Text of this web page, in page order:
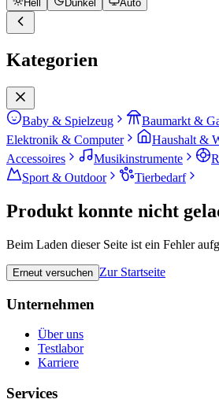
Hell Dunkel Auto
Kategorien
Baby & Spielzeug Baumarkt &
Elektronik & Computer
Haushalt &
Accessoires
Musikinstrumente
Sport & Outdoor
Tierbedarf
Produkt konnte nicht
Beim Laden dieser Seite ist ein Fehler
Erneut versuchen Zur Startseite
Unternehmen
Über uns
Testlabor
Karriere
Services